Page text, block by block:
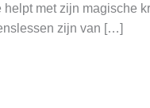
met zijn magische
zijn van […]